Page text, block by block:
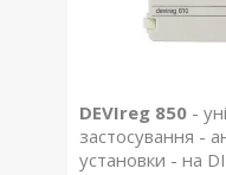
DEVIreg 850 -
застосування -
установки - на